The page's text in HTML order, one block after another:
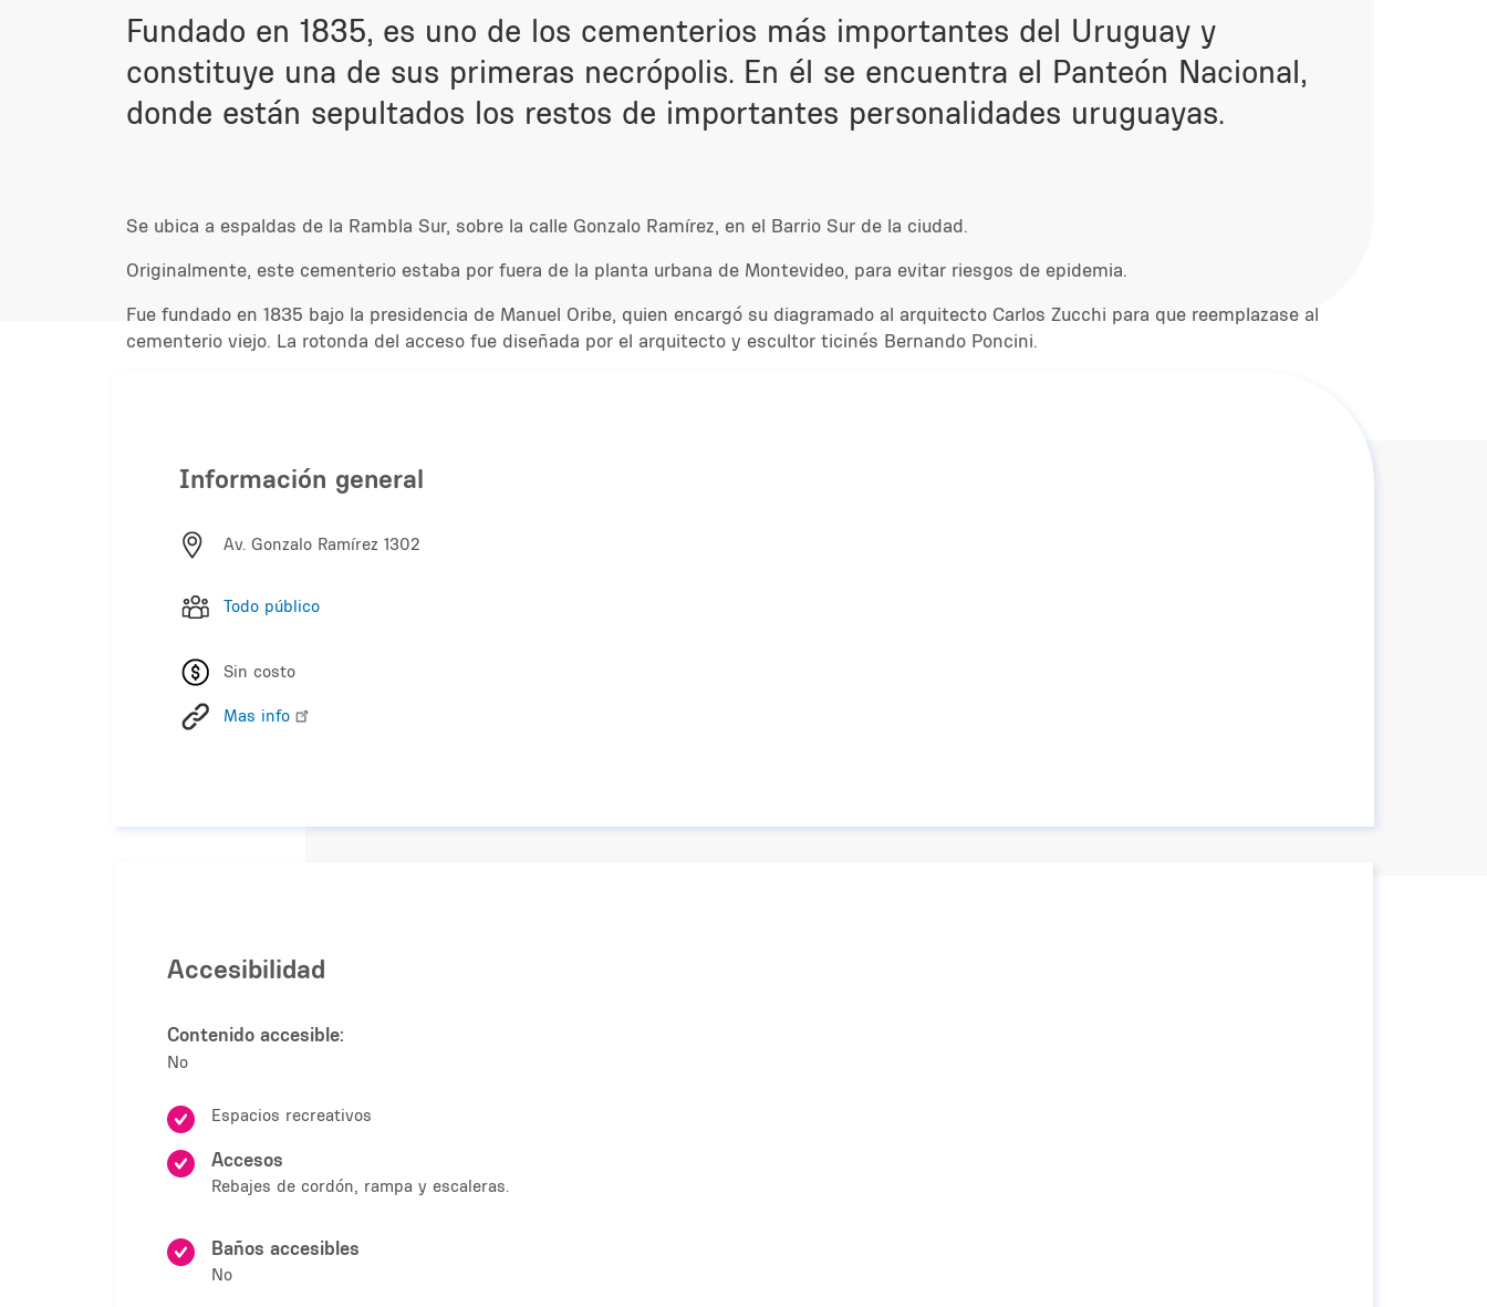
Fundado en 1835, es uno de los cementerios más importantes del Uruguay y
constituye una de sus primeras necrópolis. En él se encuentra el Panteón Nacional,
donde están sepultados los restos de importantes personalidades uruguayas.
Se ubica a espaldas de la Rambla Sur, sobre la calle Gonzalo Ramírez, en el Barrio Sur de la ciudad.
Originalmente, este cementerio estaba por fuera de la planta urbana de Montevideo, para evitar riesgos de epidemia.
Fue fundado en 1835 bajo la presidencia de Manuel Oribe, quien encargó su diagramado al arquitecto Carlos Zucchi para que reemplazase al
cementerio viejo. La rotonda del acceso fue diseñada por el arquitecto y escultor ticinés Bernando Poncini.
Información general
Av. Gonzalo Ramírez 1302
Todo público
Sin costo
Mas info
Accesibilidad
Contenido accesible:
No
Espacios recreativos
Accesos
Rebajes de cordón, rampa y escaleras.
Baños accesibles
No